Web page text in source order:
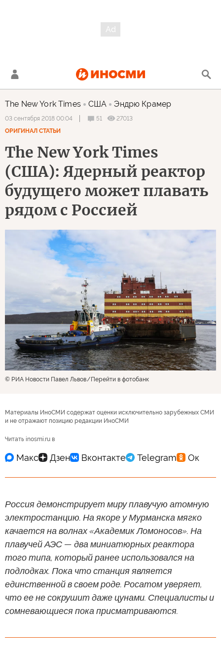
The New York Times США Эндрю Крамер
03 сентября 2018 00:04 51
27013
ОРИГИНАЛ СТАТЬИ
The New York Times
(США): Ядерный реактор
будущего может плавать
рядом с Россией
© РИА Новости Павел Львов Перейти в фотобанк
Материалы ИноСМИ содержат оценки исключительно зарубежных СМИ
и не отражают позицию редакции ИноСМИ
Читать inosmi.ru в
Россия демонстрирует миру плавучую атомную
электростанцию. На якоре у Мурманска мягко
качается на волнах «Академик Ломоносов». На
плавучей АЭС — два миниатюрных реактора
того типа, который ранее использовался на
подлодках. Пока что станция является
единственной в своем роде. Росатом уверяет,
что ее не сокрушит даже цунами. Специалисты и
сомневающиеся пока присматриваются.